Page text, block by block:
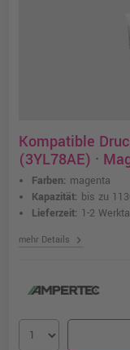
Kompatible
(3YL78AE) ·
Farben: magenta
Kapazität: bis zu
Lieferzeit: 1-2
mehr Details chevron_right